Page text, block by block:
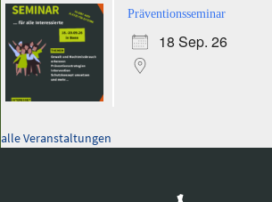
Präventionsseminar
18 Sep. 26
alle Veranstaltungen